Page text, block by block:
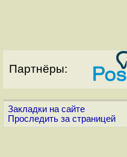
Партнёры:
Закладки на сайте
Проследить за страницей